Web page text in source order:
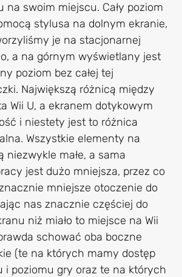
na swoim miejscu. Cały poziom
stylusa na dolnym ekranie,
je na stacjonarnej
a na górnym wyświetlany jest
poziom bez całej tej
Największą różnicą między
Wii U, a ekranem dotykowym
i niestety jest to różnica
Wszystkie elementy na
niezwykle małe, a sama
jest dużo mniejsza, przez co
mniejsze otoczenie do
nas znacznie częściej do
niż miało to miejsce na Wii
schować oba boczne
(te na których mamy dostęp
i poziomu gry oraz te na których